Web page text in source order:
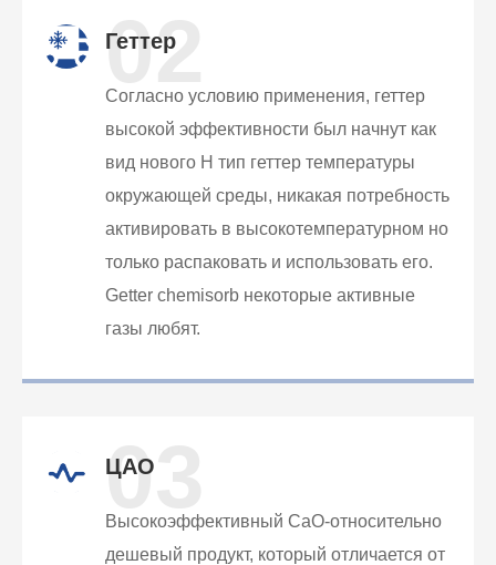
Геттер
02
Согласно условию применения, геттер
высокой эффективности был начнут как
вид нового Н тип геттер температуры
окружающей среды, никакая потребность
активировать в высокотемпературном но
только распаковать и использовать его.
Getter chemisorb некоторые активные
газы любят.
ЦАО
03
Высокоэффективный CaO-относительно
дешевый продукт, который отличается от